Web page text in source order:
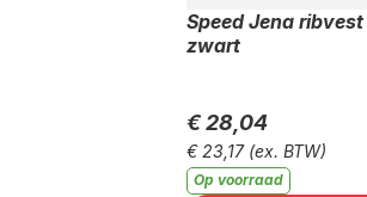
Speed Jena ribvest
zwart
€ 28,04
€ 23,17 (ex. BTW)
Op voorraad